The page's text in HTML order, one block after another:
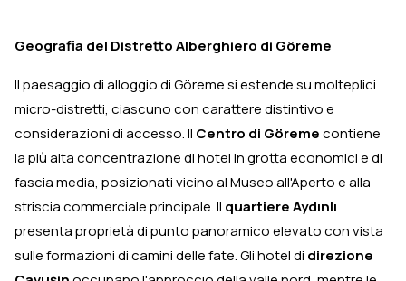
Geografia del Distretto Alberghiero di Göreme
Il paesaggio di alloggio di Göreme si estende su molteplici
micro-distretti, ciascuno con carattere distintivo e
considerazioni di accesso. Il Centro di Göremecontiene
la più alta concentrazione di hotel in grotta economici e di
fascia media, posizionati vicino al Museo all'Aperto e alla
striscia commerciale principale. Il quartiere Aydınlı
presenta proprietà di punto panoramico elevato con vista
sulle formazioni di camini delle fate. Gli hotel di direzione